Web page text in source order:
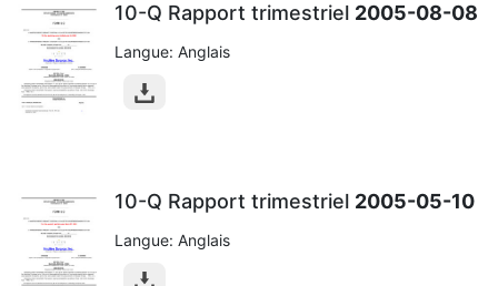
10-Q Rapport trimestriel 2005-08-08
Langue: Anglais
10-Q Rapport trimestriel 2005-05-10
Langue: Anglais